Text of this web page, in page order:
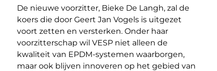
De nieuwe voorzitter, Bieke De Langh, zal de
koers die door Geert Jan Vogels is uitgezet
voort zetten en versterken. Onder haar
voorzitterschap wil VESP niet alleen de
kwaliteit van EPDM-systemen waarborgen,
maar ook blijven innoveren op het gebied van